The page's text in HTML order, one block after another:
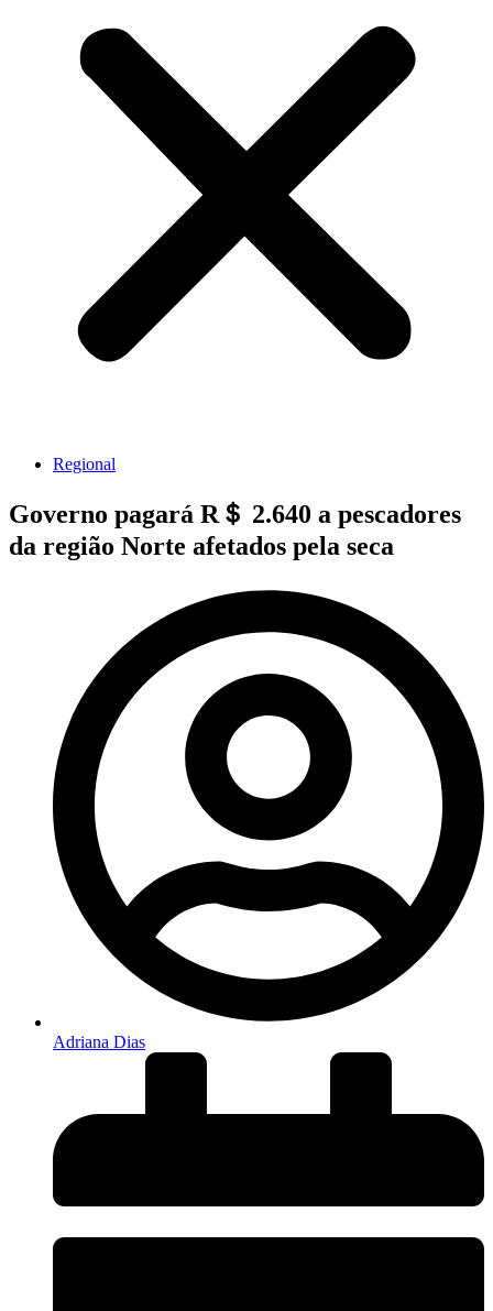
Regional
Governo pagará R＄ 2.640 a pescadores
da região Norte afetados pela seca
Adriana Dias